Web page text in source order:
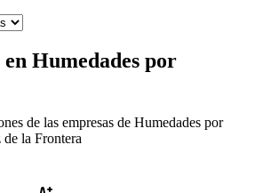
Humedades por
de las empresas de Humedades por
de la Frontera